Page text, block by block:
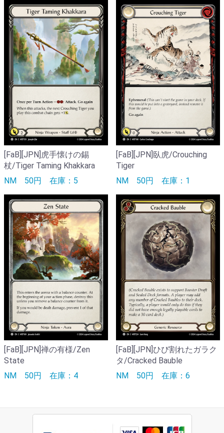
[FaB][JPN]虎手懐けの錫
杖/Tiger Taming Khakkara
NM 50円 在庫：5
[FaB][JPN]臥虎/Crouching
Tiger
NM 50円 在庫：1
[FaB][JPN]禅の有様/Zen
State
NM 50円 在庫：4
[FaB][JPN]ひび割れたガラク
タ/Cracked Bauble
NM 50円 在庫：6